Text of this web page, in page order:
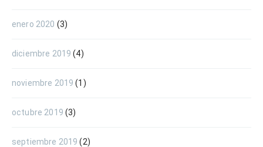
enero 2020 (3)
diciembre 2019 (4)
noviembre 2019 (1)
octubre 2019 (3)
septiembre 2019 (2)